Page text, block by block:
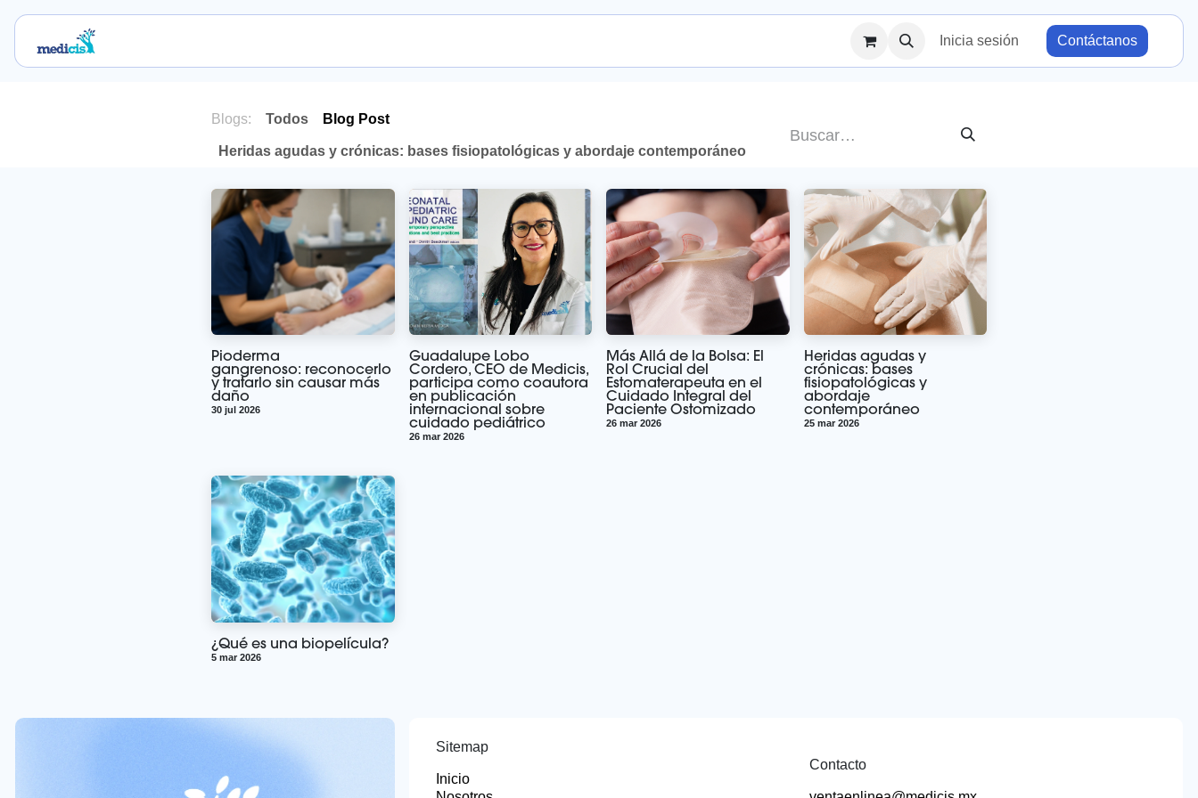
Inicia sesión Contáctanos
Blogs: Todos Blog Post
Heridas agudas y crónicas: bases fisiopatológicas y abordaje contemporáneo
Pioderma
gangrenoso: reconocerlo
y tratarlo sin causar más
daño
30 jul 2026
Guadalupe Lobo
Cordero, CEO de Medicis,
participa como coautora
en publicación
internacional sobre
cuidado pediátrico
26 mar 2026
Más Allá de la Bolsa: El
Rol Crucial del
Estomaterapeuta en el
Cuidado Integral del
Paciente Ostomizado
26 mar 2026
Heridas agudas y
crónicas: bases
fisiopatológicas y
abordaje
contemporáneo
25 mar 2026
¿Qué es una biopelícula?
5 mar 2026
Sitemap
Inicio
Contacto